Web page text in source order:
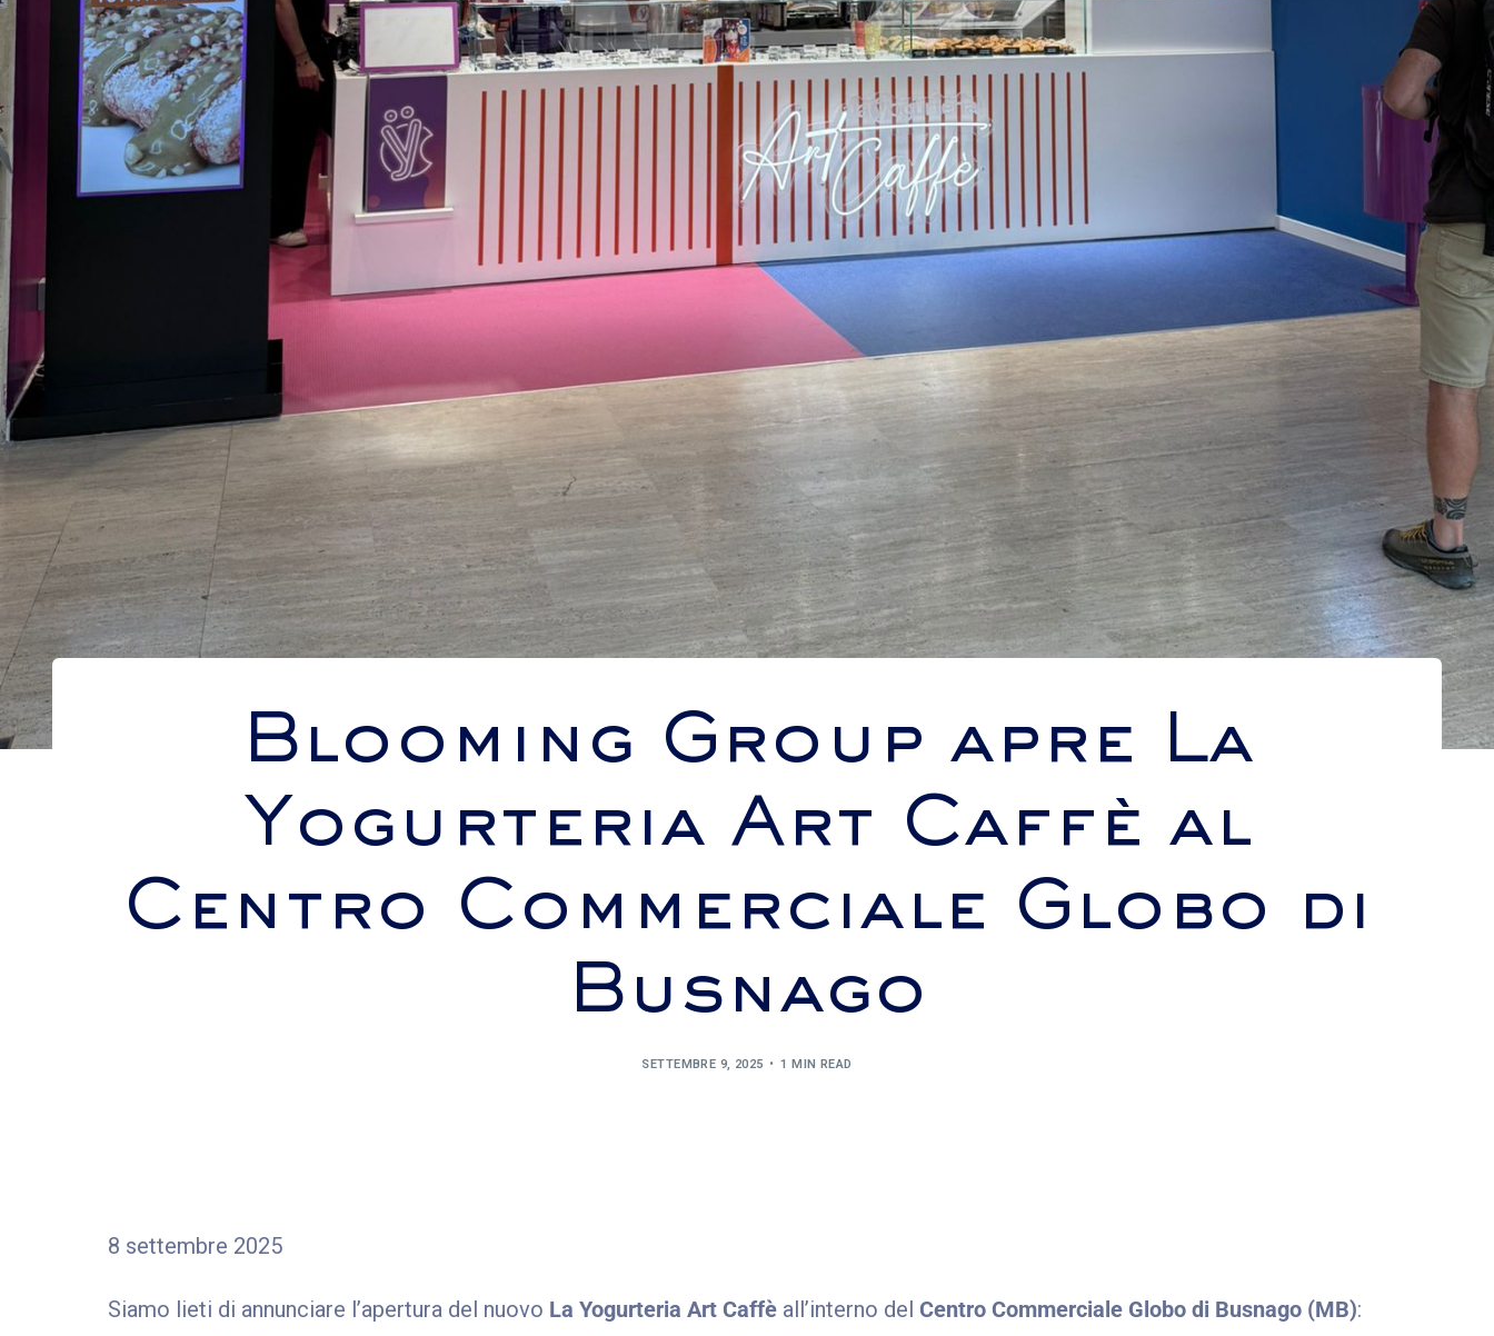
Blooming Group apre La
Yogurteria Art Caffè al
Centro Commerciale Globo di
Busnago
SETTEMBRE 9, 2025 1 MIN READ
8 settembre 2025
Siamo lieti di annunciare l’apertura del nuovo La Yogurteria Art Caffè all’interno del Centro Commerciale Globo di Busnago (MB):